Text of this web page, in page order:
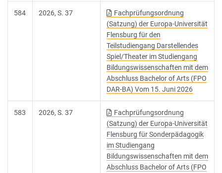
584 2026, S. 37
Fachprüfungsordnung
(Satzung) der Europa-Universität
Flensburg für den
Teilstudiengang Darstellendes
Spiel/Theater im Studiengang
Bildungswissenschaften mit dem
Abschluss Bachelor of Arts (FPO
DAR-BA) Vom 15. Juni 2026
583 2026, S. 37
Fachprüfungsordnung
(Satzung) der Europa-Universität
Flensburg für Sonderpädagogik
im Studiengang
Bildungswissenschaften mit dem
Abschluss Bachelor of Arts (FPO